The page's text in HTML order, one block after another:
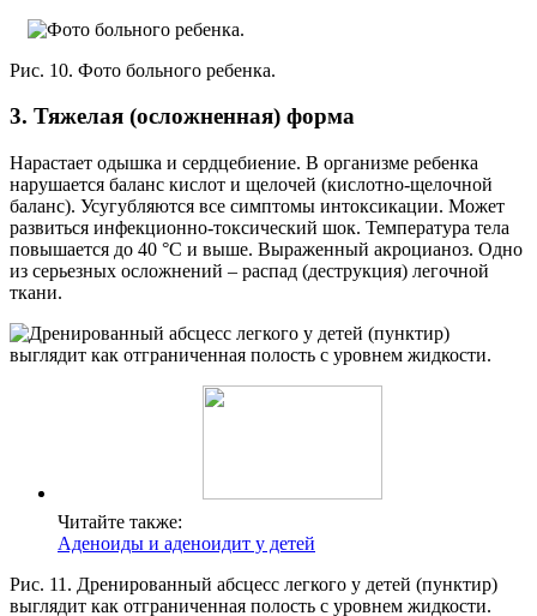
Рис. 10. Фото больного ребенка.
3. Тяжелая (осложненная) форма
Нарастает одышка и сердцебиение. В организме ребенка
нарушается баланс кислот и щелочей (кислотно-щелочной
баланс). Усугубляются все симптомы интоксикации. Может
развиться инфекционно-токсический шок. Температура тела
повышается до 40 °С и выше. Выраженный акроцианоз. Одно
из серьезных осложнений – распад (деструкция) легочной
ткани.
Читайте также:
Аденоиды и аденоидит у детей
Рис. 11. Дренированный абсцесс легкого у детей (пунктир)
выглядит как отграниченная полость с уровнем жидкости.